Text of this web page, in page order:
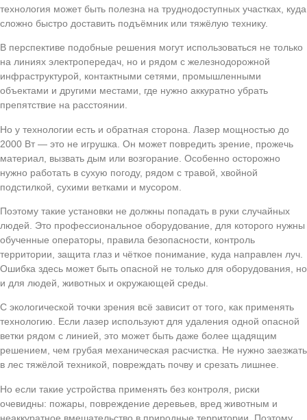
технология может быть полезна на труднодоступных участках, куда
сложно быстро доставить подъёмник или тяжёлую технику.
В перспективе подобные решения могут использоваться не только
на линиях электропередач, но и рядом с железнодорожной
инфраструктурой, контактными сетями, промышленными
объектами и другими местами, где нужно аккуратно убрать
препятствие на расстоянии.
Но у технологии есть и обратная сторона. Лазер мощностью до
2000 Вт — это не игрушка. Он может повредить зрение, прожечь
материал, вызвать дым или возгорание. Особенно осторожно
нужно работать в сухую погоду, рядом с травой, хвойной
подстилкой, сухими ветками и мусором.
Поэтому такие установки не должны попадать в руки случайных
людей. Это профессиональное оборудование, для которого нужны
обученные операторы, правила безопасности, контроль
территории, защита глаз и чёткое понимание, куда направлен луч.
Ошибка здесь может быть опасной не только для оборудования, но
и для людей, животных и окружающей среды.
С экологической точки зрения всё зависит от того, как применять
технологию. Если лазер используют для удаления одной опасной
ветки рядом с линией, это может быть даже более щадящим
решением, чем грубая механическая расчистка. Не нужно заезжать
в лес тяжёлой техникой, повреждать почву и срезать лишнее.
Но если такие устройства применять без контроля, риски
очевидны: пожары, повреждение деревьев, вред животным и
неаккуратное вмешательство в природные территории. Поэтому